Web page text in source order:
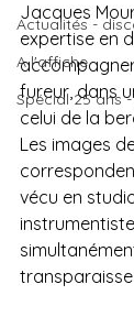
Actualités -
A l'affiche
Spécial 25 ans
Jacques
expertise en
fureur, dans
celui de la
Les images
vécu en